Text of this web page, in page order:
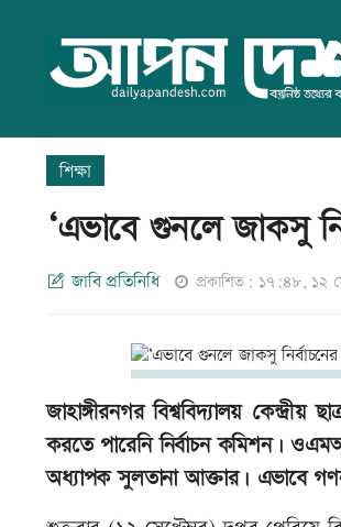
শিক্ষা
‘এভাবে গুনলে জাকসু
জাবি প্রতিনিধি প্রকাশিত: ১৭:৪৮, ১২
জাহাঙ্গীরনগর বিশ্ববিদ্যালয়
করতে পারেনি নির্বাচন কমিশন।
অধ্যাপক সুলতানা আক্তার। এভাবে